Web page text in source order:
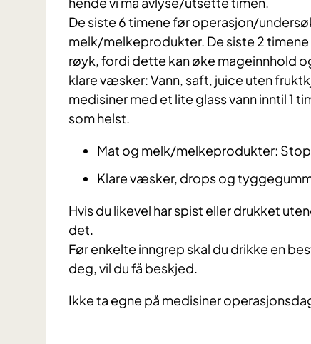
De siste 6 timene før operasjon/
melk/melkeprodukter. De siste 2
røyk, fordi dette kan øke mageinnhold
klare væsker: Vann, saft, juice uten
medisiner med et lite glass vann inntil 1
som helst.
Mat og melk/melkeprodukter:
Klare væsker, drops og
Hvis du likevel har spist eller drukket
det.
Før enkelte inngrep skal du drikke en
deg, vil du få beskjed.
Ikke ta egne på medisiner